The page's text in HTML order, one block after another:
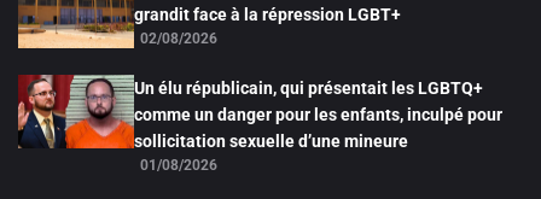
grandit face à la répression LGBT+
02/08/2026
Un élu républicain, qui présentait les LGBTQ+
comme un danger pour les enfants, inculpé pour
sollicitation sexuelle d’une mineure
01/08/2026